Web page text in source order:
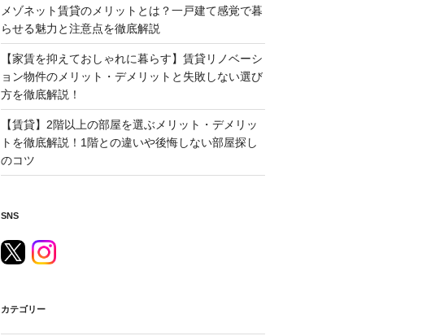
メゾネット賃貸のメリットとは？一戸建て感覚で暮
らせる魅力と注意点を徹底解説
【家賃を抑えておしゃれに暮らす】賃貸リノベーシ
ョン物件のメリット・デメリットと失敗しない選び
方を徹底解説！
【賃貸】2階以上の部屋を選ぶメリット・デメリッ
トを徹底解説！1階との違いや後悔しない部屋探し
のコツ
SNS
カテゴリー